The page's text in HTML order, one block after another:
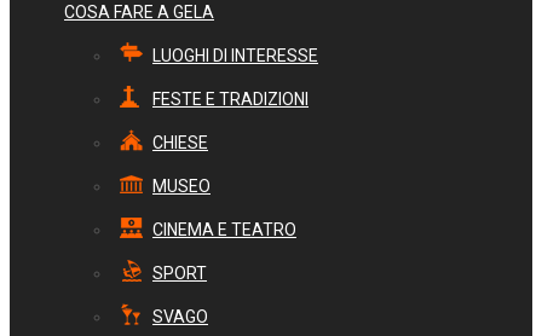
COSA FARE A GELA
LUOGHI DI INTERESSE
FESTE E TRADIZIONI
CHIESE
MUSEO
CINEMA E TEATRO
SPORT
SVAGO